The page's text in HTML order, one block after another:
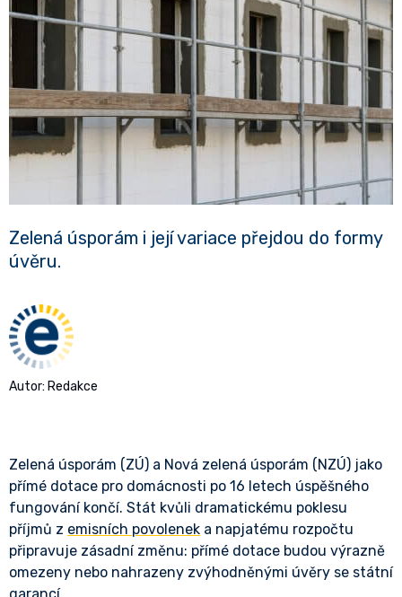
Zelená úsporám i její variace přejdou do formy
úvěru.
Autor: Redakce
Zelená úsporám (ZÚ) a Nová zelená úsporám (NZÚ) jako
přímé dotace pro domácnosti po 16 letech úspěšného
fungování končí. Stát kvůli dramatickému poklesu
příjmů z emisních povolenek a napjatému rozpočtu
připravuje zásadní změnu: přímé dotace budou výrazně
omezeny nebo nahrazeny zvýhodněnými úvěry se státní